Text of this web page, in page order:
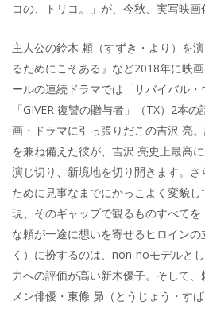
コの、トリコ。」が、今秋、実写映画
主人公の鈴木 頼（すずき・より）を
るためにこそある』など2018年に映
ールの連続ドラマでは「サバイバル・
「GIVER 復讐の贈与者」（TX）2本
画・ドラマに引っ張りだこの吉沢 亮
を兼ね備えた彼が、吉沢 亮史上最高
演じ切り、新境地を切り開きます。さ
ために見事なまでにかっこよく変貌
現、そのギャップで観るものすべて
な頼が一途に想いを寄せるヒロイン
く）に扮するのは、non-noモデルと
力への評価が高い新木優子。そして
メン俳優・東條 昴（とうじょう・す